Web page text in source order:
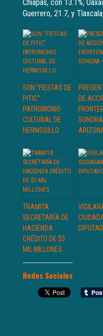
Chiapas, con 13.1%;
Guerrero, 21.7, y
SON “FIESTAS DE
PITIC”
PATROMONIO
CULTURAL DE
HERMOSILLO
DE
TRAMITA
SECRETARÍA DE
HACIENDA
CRÉDITO DE $5
MIL MILLONES
Redes Sociales